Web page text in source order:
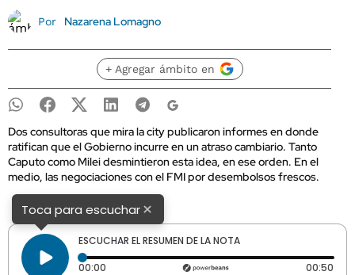
Por Nazarena Lomagno
+ Agregar ámbito en
Dos consultoras que mira la city publicaron informes en donde
ratifican que el Gobierno incurre en un atraso cambiario. Tanto
Caputo como Milei desmintieron esta idea, en ese orden. En el
medio, las negociaciones con el FMI por desembolsos frescos.
Toca para escuchar×
ESCUCHAR EL RESUMEN DE LA NOTA
00:00 Tiempo transcurrido: 0 segundos 00:50